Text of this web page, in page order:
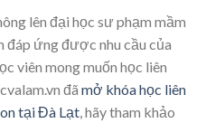
lên đại học sư phạm mầm
đáp ứng được nhu cầu của
viên mong muốn học liên
đã mở khóa học liên
tại Đà Lạt, hãy tham khảo